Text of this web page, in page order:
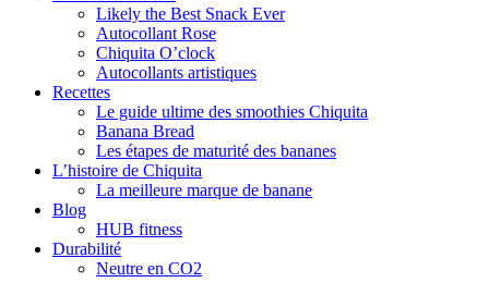
Likely the Best Snack Ever
Autocollant Rose
Chiquita O’clock
Autocollants artistiques
Recettes
Le guide ultime des smoothies Chiquita
Banana Bread
Les étapes de maturité des bananes
L’histoire de Chiquita
La meilleure marque de banane
Blog
HUB fitness
Durabilité
Neutre en CO2